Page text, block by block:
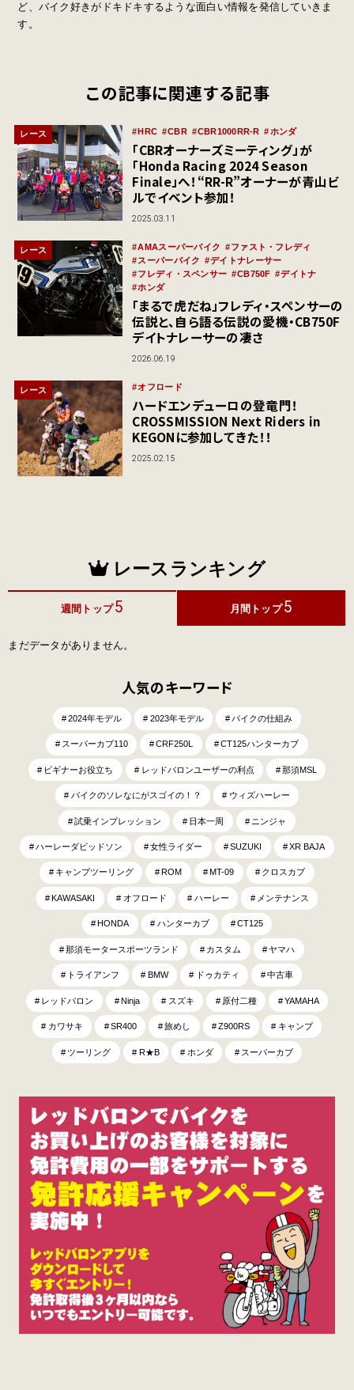
ど、バイク好きがドキドキするような面白い情報を発信していきま
す。
この記事に関連する記事
レース HRC CBR CBR1000RR-R ホンダ
「CBRオーナーズミーティング」が
「Honda Racing 2024 Season
Finale」へ！“RR-R”オーナーが青山ビ
ルでイベント参加！
2025.03.11
レース AMAスーパーバイク
ファスト・フレディ
スーパーバイク
デイトナレーサー
フレディ・スペンサー
CB750F
デイトナ
ホンダ
「まるで虎だね」フレディ・スペンサーの
伝説と、自ら語る伝説の愛機・CB750F
デイトナレーサーの凄さ
2026.06.19
レース オフロード
ハードエンデューロの登竜門！
CROSSMISSION Next Riders in
KEGONに参加してきた！！
2025.02.15
レースランキング
週間トップ5 月間トップ 5
まだデータがありません。
人気のキーワード
2024年モデル 2023年モデル バイクの仕組み
スーパーカブ110 CRF250L CT125ハンターカブ
ビギナーお役立ち レッドバロンユーザーの利点 那須MSL
バイクのソレなにがスゴイの！？ ウィズハーレー
試乗インプレッション 日本一周 ニンジャ
ハーレーダビッドソン 女性ライダー SUZUKI XR BAJA
キャンプツーリング ROM MT-09 クロスカブ
KAWASAKI オフロード ハーレー メンテナンス
HONDA ハンターカブ CT125
那須モータースポーツランド カスタム ヤマハ
トライアンフ BMW ドゥカティ 中古車
レッドバロン Ninja スズキ 原付二種 YAMAHA
カワサキ SR400 旅めし Z900RS キャンプ
ツーリング R★B ホンダ スーパーカブ